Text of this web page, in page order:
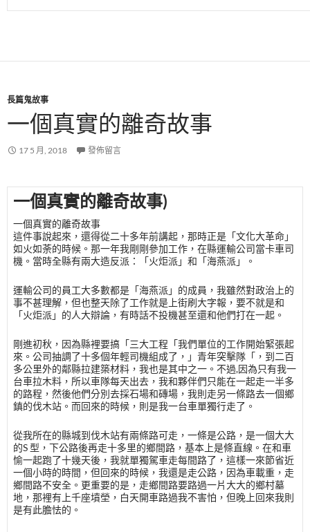
長篇鬼故事
一個真實的離奇故事
17 5 月, 2018 發佈留言
一個真實的離奇故事)
一個真實的離奇故事
這件事說起來，還得從二十多年前講起，那時正是「文化大革命」
如火如荼的時候。那一年我剛剛參加工作，在縣運輸公司當卡車司
機。當時全縣有兩大造反派：「火炬派」和「海燕派」。
運輸公司的員工大多數都是「海燕派」的成員，我雖然對政治上的
事不甚理解，但也整天除了工作就是上街刷大字報，要不就是和
「火炬派」的人大辯論，有時話不投機甚至還和他們打在一起。
剛進初秋，因為縣裡要搞「三大工程「我們單位的工作開始緊張起
來。公司抽調了十多個年輕司機組成了，」青年突擊隊「，到二百
多公里外的鄰縣拉建築材料，我也是其中之一。不過,因為只有我一
台車拉木料，所以車隊每天出去，我和夥伴們只能在一起走一半多
的路程，然後他們分別去採石場和磚場，我則走另一條路去一個鄉
鎮的伐木站。而回來的時候，則是我一台車單獨行走了。
從我所在的縣城到伐木站有兩條路可走，一條是公路，是一個大大
的S 型，下公路後再走十多里的鄉間路，基本上是條直線。在和車
愉一起跑了十幾天後，我就單獨駕車走每間路了，這樣一來節省近
一個小時的時間，但回來的時候，我還是走公路，因為車載重，走
鄉間路不安全。更重要的是，走鄉間路要路過一片大大的鄉村墓
地，那裡有上千座墳塋，白天開車路過我不害怕，但晚上回來我則
是有此膽怯的。